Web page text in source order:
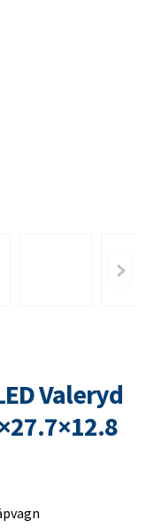
Valeryd